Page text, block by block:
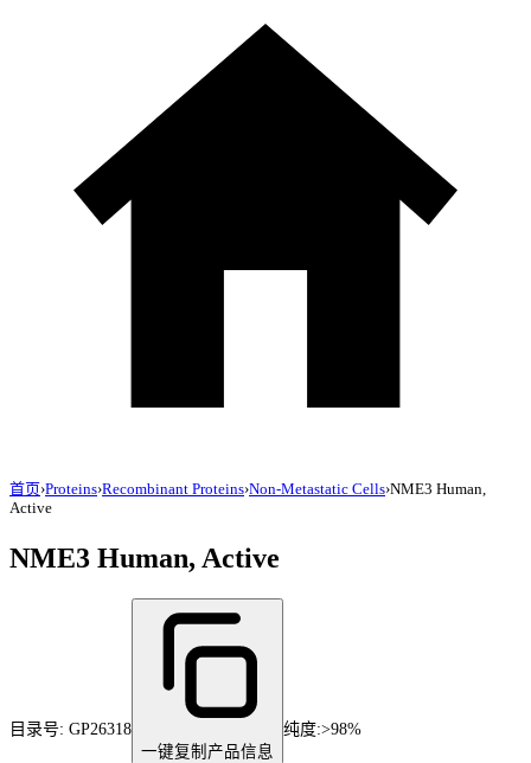
首页›Proteins›Recombinant Proteins›Non-Metastatic Cells›NME3 Human,
Active
NME3 Human, Active
目录号: GP26318
一键复制产品信息
纯度:>98%